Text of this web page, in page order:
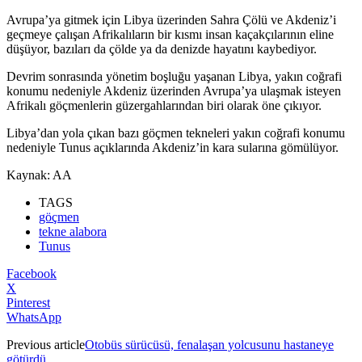
Avrupa’ya gitmek için Libya üzerinden Sahra Çölü ve Akdeniz’i
geçmeye çalışan Afrikalıların bir kısmı insan kaçakçılarının eline
düşüyor, bazıları da çölde ya da denizde hayatını kaybediyor.
Devrim sonrasında yönetim boşluğu yaşanan Libya, yakın coğrafi
konumu nedeniyle Akdeniz üzerinden Avrupa’ya ulaşmak isteyen
Afrikalı göçmenlerin güzergahlarından biri olarak öne çıkıyor.
Libya’dan yola çıkan bazı göçmen tekneleri yakın coğrafi konumu
nedeniyle Tunus açıklarında Akdeniz’in kara sularına gömülüyor.
Kaynak: AA
TAGS
göçmen
tekne alabora
Tunus
Facebook
X
Pinterest
WhatsApp
Previous articleOtobüs sürücüsü, fenalaşan yolcusunu hastaneye
götürdü